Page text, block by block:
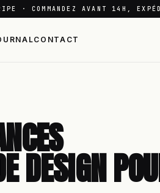
· COMMANDEZ AVANT 14H,
CONTACT
DESIGN